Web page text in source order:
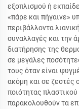
εξοπλισμού ή
«πάρε και πήγαινε»
περιβάλλοντα
συναλλαγές και την
διατήρησης της
σε μεγάλες
τους όταν είναι
ακόμη και σε ζεστές
ποιότητας
παρακολουθούν τα